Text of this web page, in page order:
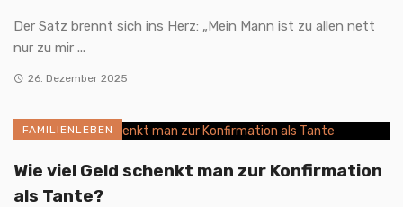
Der Satz brennt sich ins Herz: „Mein Mann ist zu allen nett
nur zu mir ...
26. Dezember 2025
FAMILIENLEBEN
Wie viel Geld schenkt man zur Konfirmation
als Tante?